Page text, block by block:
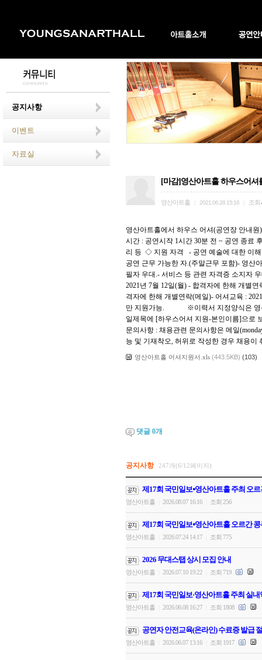
공지사항
이벤트
자료실
[마감]영산아트홀 하우스어셔
영산아트홀 2021.06.28 15:16 조회
영산아트홀에서 하우스 어셔(공연장 안내
시간 : 공연시작 1시간 30분 전 ~ 공연 종
리 등 ◇ 지원 자격 - 공연 예술에 대한 이해
공연 근무 가능한 자.(주말근무 포함)- 영
필자 우대.- 서비스 등 관련 자격증 소지자
2021년 7월 12일(월) - 합격자에 한해 개별
격자에 한해 개별연락(메일)- 어셔교육 :
만 지원가능. ※이력서 지정양식은 영산
일제목에 [하우스어셔 지원-본인이름]으로
문의사항 : 채용관련 문의사항은 메일
능 및 기재착오, 허위로 작성한 경우 채용이
영산아트홀 어셔지원서.xls (443.5KB) (103)
댓글 0개
공지사항 247개(6/12페이지)
제17회 국민일보⦁영산아트홀 주최 오
영산아트홀 2026.08.07 16:16 조회 256
제17회 국민일보⦁영산아트홀 오르간
영산아트홀 2026.07.24 14:17 조회 775
2026 무대스탭 상시 모집 안내
영산아트홀 2026.07.10 19:22 조회 719
제17회 국민일보·영산아트홀 주최 실
영산아트홀 2026.06.08 16:27 조회 1808
공연자 안전교육(온라인) 수료증 발급
영산아트홀 2026.06.07 13:16 조회 1917